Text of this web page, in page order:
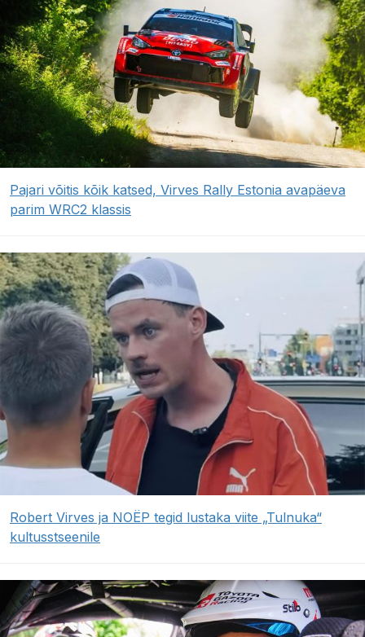
Pajari võitis kõik katsed, Virves Rally Estonia avapäeva
parim WRC2 klassis
Robert Virves ja NOËP tegid lustaka viite „Tulnuka“
kultusstseenile